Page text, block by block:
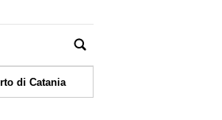
08/08/2026 -